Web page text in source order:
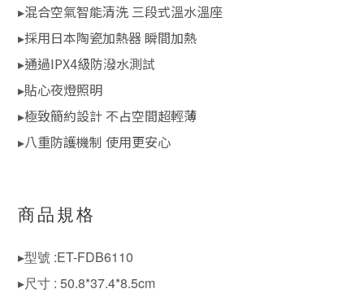
▸混合空氣智能清洗 三段式溫水溫座
▸採用日本陶瓷加熱器 瞬間加熱
▸通過IPX4級防潑水測試
▸貼心夜燈照明
▸極致簡約設計 不占空間超輕薄
▸八重防護機制 使用更安心
商品規格
▸型號 :ET-FDB6110
▸尺寸 : 50.8*37.4*8.5cm